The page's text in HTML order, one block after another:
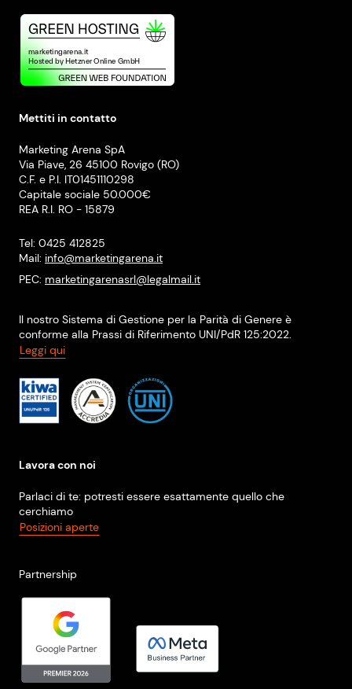
Mettiti in contatto
Marketing Arena SpA
Via Piave, 26 45100 Rovigo (RO)
C.F. e P.I. IT01451110298
Capitale sociale 50.000€
REA R.I. RO - 15879
Tel: 0425 412825
Mail: info@marketingarena.it
PEC: marketingarenasrl@legalmail.it
Il nostro Sistema di Gestione per la Parità di Genere è
conforme alla Prassi di Riferimento UNI/PdR 125:2022.
Leggi qui
Lavora con noi
Parlaci di te: potresti essere esattamente quello che
cerchiamo
Posizioni aperte
Partnership